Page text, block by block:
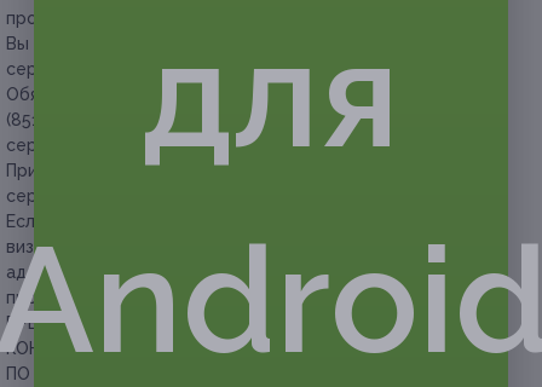
проводятся с разрешения родителей.
Вы можете купить неограниченное количество
сертификатов в подарок.
Обязательна предварительная запись по телефонам: +7
(8512) 62-51-25, +7 (927) 282-51-25 с сообщением номера
сертификата.
При посещении необходимо предъявить распечатанный
сертификат.
Если участник акции не предупреждает об отмене своего
визита за 12 часов или опаздывает более чем на 15 минут,
администрация центра вправе отказать в проведении
процедур со скидкой.
ПРЕДУПРЕЖДАЕМ О НЕОБХОДИМОСТИ ПОЛУЧЕНИЯ
КОНСУЛЬТАЦИИ У ВРАЧА-СПЕЦИАЛИСТА
ПО ОКАЗЫВАЕМЫМ УСЛУГАМ И ПРОТИВОПОКАЗАНИЯМ.
для